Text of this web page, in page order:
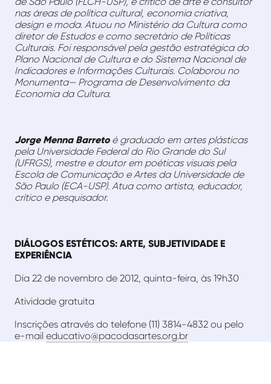
nas áreas de política cultural, economia criativa,
design e moda. Atuou no Ministério da Cultura como
diretor de Estudos e como secretário de Políticas
Culturais. Foi responsável pela gestão estratégica do
Plano Nacional de Cultura e do Sistema Nacional de
Indicadores e Informações Culturais. Colaborou no
Monumenta— Programa de Desenvolvimento da
Economia da Cultura.
Jorge Menna Barretoé graduado em artes plásticas
pela Universidade Federal do Rio Grande do Sul
(UFRGS), mestre e doutor em poéticas visuais pela
Escola de Comunicação e Artes da Universidade de
São Paulo (ECA-USP). Atua como artista, educador,
crítico e pesquisador.
DIÁLOGOS ESTÉTICOS: ARTE, SUBJETIVIDADE E
EXPERIÊNCIA
Dia 22 de novembro de 2012, quinta-feira, às 19h30
Atividade gratuita
Inscrições através do telefone (11) 3814-4832 ou pelo
e-mail educativo@pacodasartes.org.br